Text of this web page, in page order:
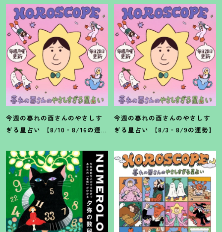
今週の暮れの酉さんのやさしす
ぎる星占い 【8/10‐8/16の運
今週の暮れの酉さんのやさしす
ぎる星占い 【8/3‐8/9の運勢】